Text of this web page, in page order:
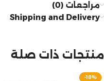
مراجعات (0)
Shipping and Delivery
منتجات ذات صلة
-18%